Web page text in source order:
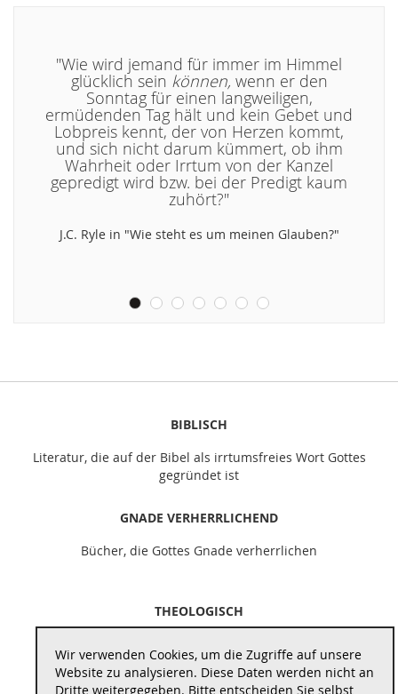
"Wie wird jemand für immer im Himmel
glücklich sein können, wenn er den
Sonntag für einen langweiligen,
ermüdenden Tag hält und kein Gebet und
Lobpreis kennt, der von Herzen kommt,
und sich nicht darum kümmert, ob ihm
Wahrheit oder Irrtum von der Kanzel
gepredigt wird bzw. bei der Predigt kaum
zuhört?"
J.C. Ryle in "Wie steht es um meinen Glauben?"
Wir verwenden Cookies, um die Zugriffe auf unsere
Website zu analysieren. Diese Daten werden nicht an
Dritte weitergegeben. Bitte entscheiden Sie selbst
BIBLISCH
Literatur, die auf der Bibel als irrtumsfreies Wort Gottes
gegründet ist
GNADE VERHERRLICHEND
Bücher, die Gottes Gnade verherrlichen
THEOLOGISCH
REFORMATORISCH